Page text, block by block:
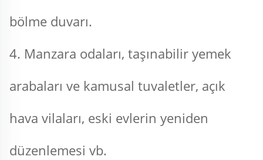
bölme duvarı.
4. Manzara odaları, taşınabilir yemek
arabaları ve kamusal tuvaletler, açık
hava vilaları, eski evlerin yeniden
düzenlemesi vb.